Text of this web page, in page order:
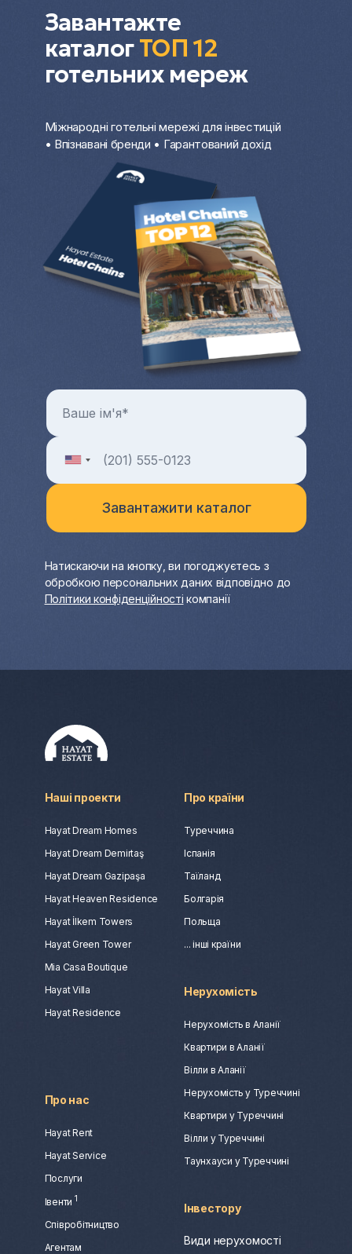
професійний супровід на кожному етапі.
Завантажте
каталогТОП 12
готельних мереж
Міжнародні готельні мережі для інвестицій
• Впізнавані бренди • Гарантований дохід
Натискаючи на кнопку, ви погоджуєтесь з
обробкою персональних даних відповідно до
Політики конфіденційності компанії
Наші проекти
Hayat Dream Homes
Hayat Dream Demirtaş
Hayat Dream Gazipaşa
Hayat Heaven Residence
Hayat İlkem Towers
Hayat Green Tower
Mia Casa Boutique
Hayat Villa
Hayat Residence
Про країни
Туреччина
Іспанія
Таїланд
Болгарія
Польща
... інші країни
Про нас
Hayat Rent
Hayat Service
Послуги
Івенти 1
Співробітництво
Агентам
Нерухомість
Нерухомість в Аланії
Квартири в Аланії
Вілли в Аланії
Нерухомість у Туреччині
Квартири у Туреччині
Вілли у Туреччині
Таунхауси у Туреччині
Інвестору
Види нерухомості